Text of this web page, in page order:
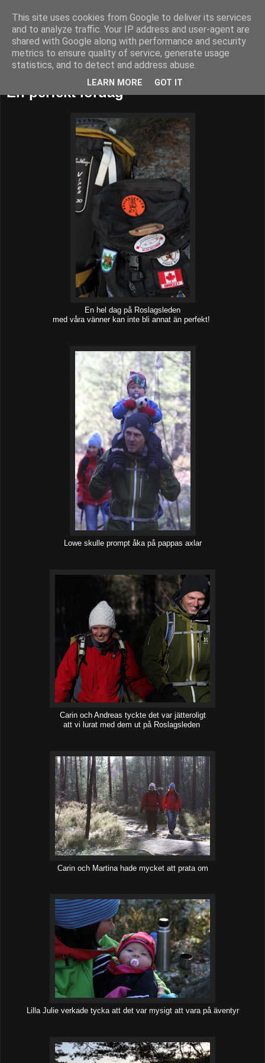
52adventures
En perfekt lördag
En hel dag på Roslagsleden
med våra vänner kan inte bli annat än perfekt!
Lowe skulle prompt åka på pappas axlar
Carin och Andreas tyckte det var jätteroligt
att vi lurat med dem ut på Roslagsleden
Carin och Martina hade mycket att prata om
Lilla Julie verkade tycka att det var mysigt att vara på äventyr
This site uses cookies from Google to deliver its services
and to analyze traffic. Your IP address and user-agent are
shared with Google along with performance and security
metrics to ensure quality of service, generate usage
statistics, and to detect and address abuse.
LEARN MORE GOT IT